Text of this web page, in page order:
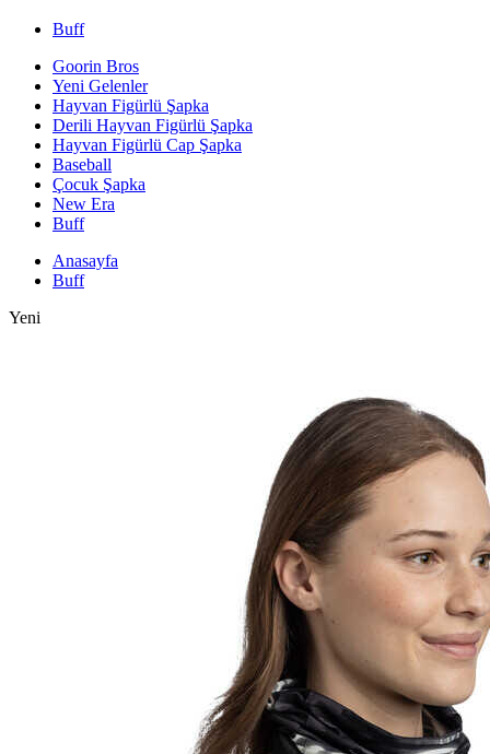
Buff
Goorin Bros
Yeni Gelenler
Hayvan Figürlü Şapka
Derili Hayvan Figürlü Şapka
Hayvan Figürlü Cap Şapka
Baseball
Çocuk Şapka
New Era
Buff
Anasayfa
Buff
Yeni